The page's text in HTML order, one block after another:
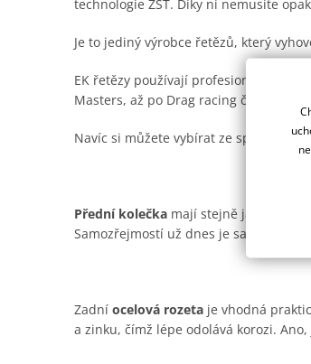
technologie ZST. Díky ní nemusíte
Je to jediný výrobce řetězů, který
EK řetězy používají profesionální
Masters, až po Drag racing či Road
Navíc si můžete vybírat ze spousty
Přední kolečka mají stejně jako
Samozřejmostí už dnes je samočistící
Zadní ocelová rozeta je vhodná
a zinku, čímž lépe odolává korozi.